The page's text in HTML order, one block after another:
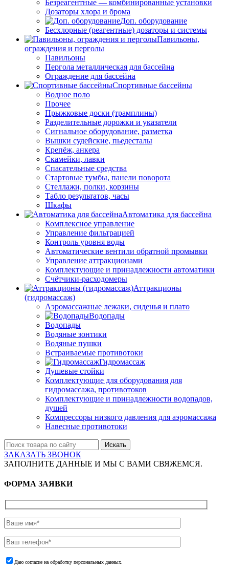
Безреагентные — комбинированные установки
Дозаторы хлора и брома
Доп. оборудование
Бесхлорные (реагентные) дозаторы и системы
Павильоны,
ограждения и перголы
Павильоны
Пергола металлическая для бассейна
Ограждение для бассейна
Спортивные бассейны
Водное поло
Прочее
Прыжковые доски (трамплины)
Разделительные дорожки и указатели
Cигнальное оборудование, разметка
Вышки судейские, пьедесталы
Крепёж, анкера
Скамейки, лавки
Спасательные средства
Стартовые тумбы, панели поворота
Стеллажи, полки, корзины
Табло результатов, часы
Шкафы
Автоматика для бассейна
Комплексное управление
Управление фильтрацией
Контроль уровня воды
Автоматические вентили обратной промывки
Управление аттракционами
Комплектующие и принадлежности автоматики
Счётчики-расходомеры
Аттракционы
(гидромассаж)
Аэромассажные лежаки, сиденья и плато
Водопады
Водопады
Водяные зонтики
Водяные пушки
Встраиваемые противотоки
Гидромассаж
Душевые стойки
Комплектующие для оборудования для
гидромассажа, противотоков
Комплектующие и принадлежности водопадов,
душей
Компрессоры низкого давления для аэромассажа
Навесные противотоки
Искать
ЗАКАЗАТЬ ЗВОНОК
ЗАПОЛНИТЕ ДАННЫЕ И МЫ С ВАМИ СВЯЖЕМСЯ.
ФОРМА ЗАЯВКИ
Даю согласие на обработку персональных данных.